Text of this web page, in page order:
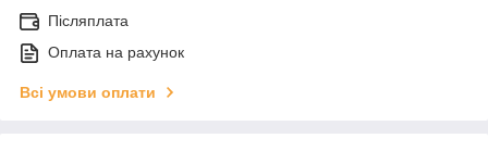
Післяплата
Оплата на рахунок
Всі умови оплати